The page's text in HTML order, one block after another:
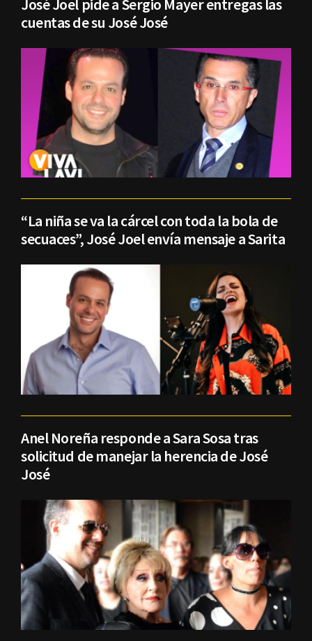
José Joel pide a Sergio Mayer entregas las
cuentas de su José José
“La niña se va la cárcel con toda la bola de
secuaces”, José Joel envía mensaje a Sarita
Anel Noreña responde a Sara Sosa tras
solicitud de manejar la herencia de José
José